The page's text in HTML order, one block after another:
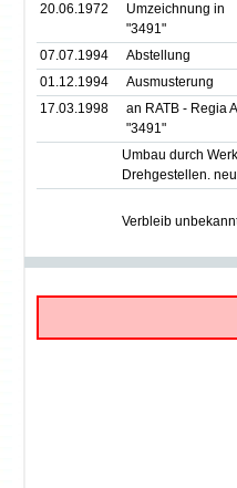
20.06.1972
Umzeichnung in
"3491"
07.07.1994
Abstellung
01.12.1994
Ausmusterung
17.03.1998
an RATB - Regia
"3491"
Umbau durch
Drehgestellen.
Verbleib